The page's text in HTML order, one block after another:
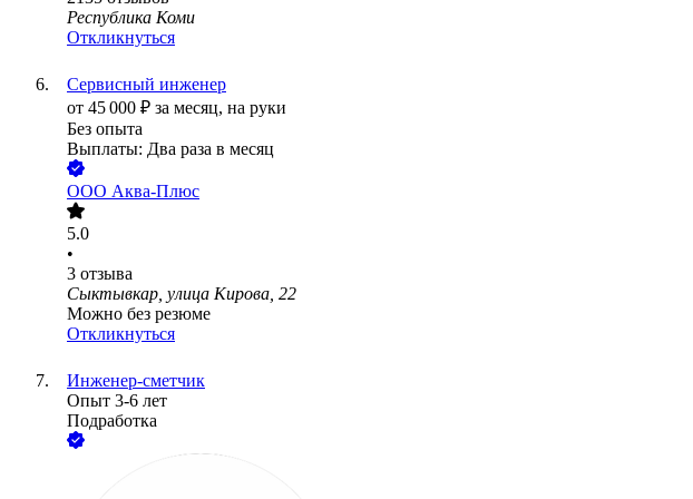
Республика Коми
Откликнуться
Сервисный инженер
от 45 000 ₽ за месяц, на руки
Без опыта
Выплаты: Два раза в месяц
ООО Аква-Плюс
5.0
•
3 отзыва
Сыктывкар, улица Кирова, 22
Можно без резюме
Откликнуться
Инженер-сметчик
Опыт 3-6 лет
Подработка